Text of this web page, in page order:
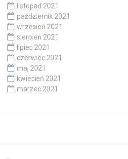
listopad 2021
październik 2021
wrzesień 2021
sierpień 2021
lipiec 2021
czerwiec 2021
maj 2021
kwiecień 2021
marzec 2021